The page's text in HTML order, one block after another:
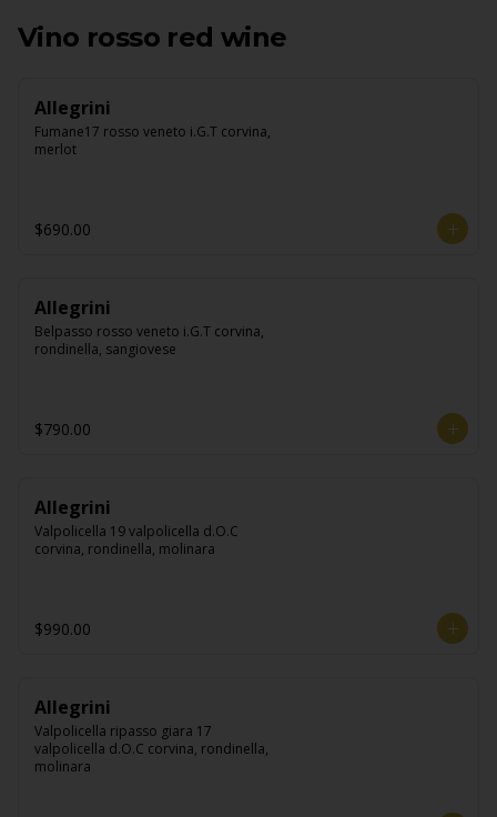
Vino rosso red wine
Allegrini
Fumane17 rosso veneto i.G.T corvina,
merlot
$690.00
Allegrini
Belpasso rosso veneto i.G.T corvina,
rondinella, sangiovese
$790.00
Allegrini
Valpolicella 19 valpolicella d.O.C
corvina, rondinella, molinara
$990.00
Allegrini
Valpolicella ripasso giara 17
valpolicella d.O.C corvina, rondinella,
molinara